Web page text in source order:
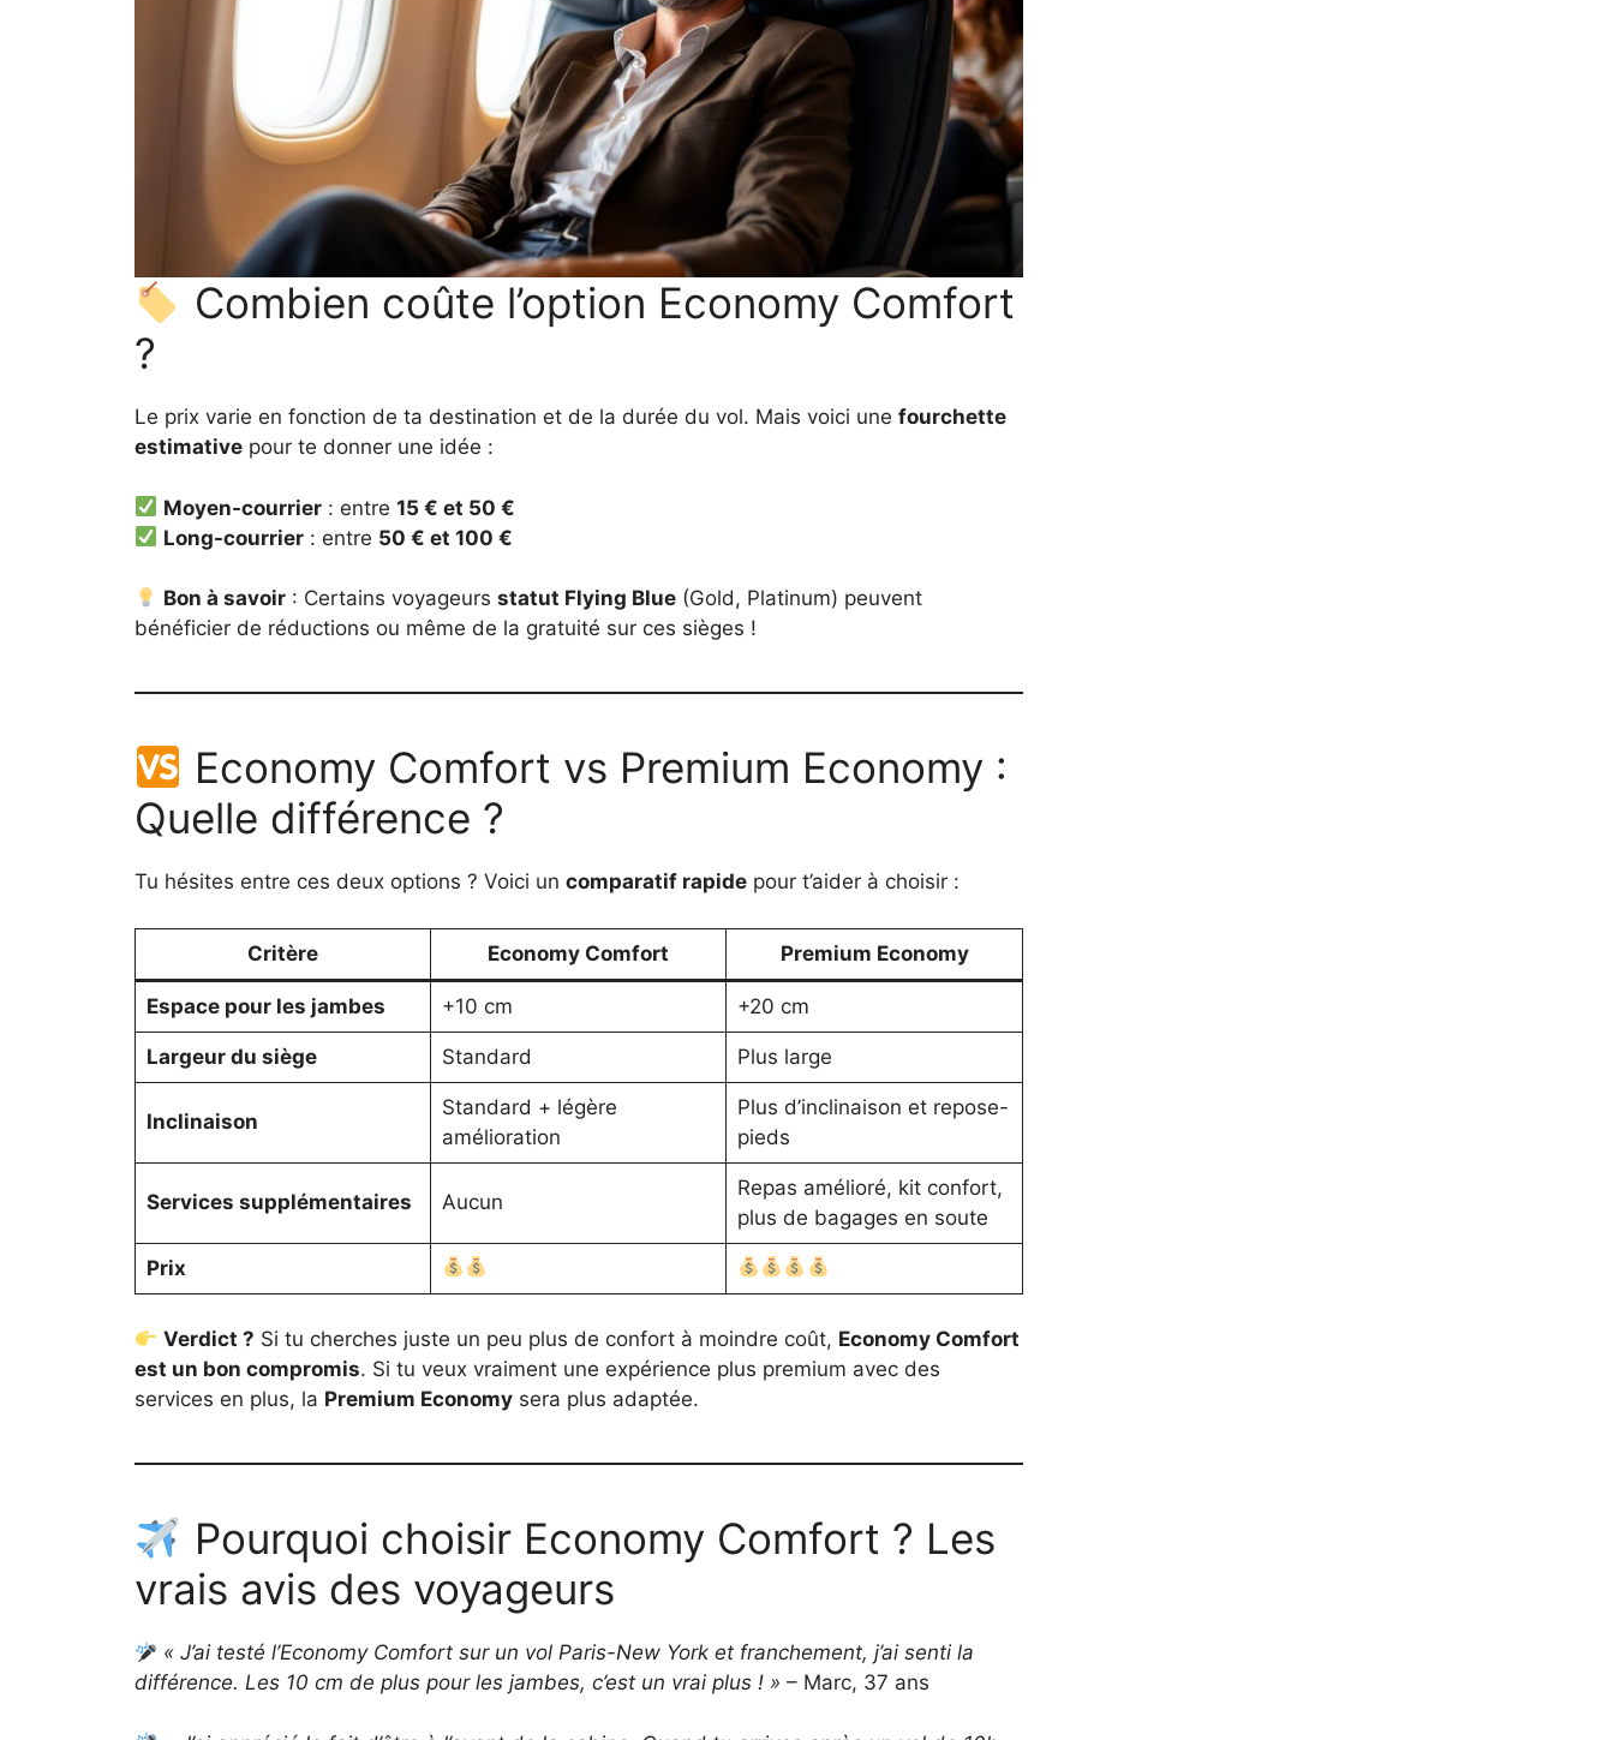
Combien coûte l’option Economy Comfort
?
Le prix varie en fonction de ta destination et de la durée du vol. Mais voici une fourchette
estimative pour te donner une idée :
Moyen-courrier : entre15 € et 50 €
Long-courrier : entre 50 € et 100 €
Bon à savoir : Certains voyageursstatut Flying Blue (Gold, Platinum) peuvent
bénéficier de réductions ou même de la gratuité sur ces sièges !
Economy Comfort vs Premium Economy :
Quelle différence ?
Tu hésites entre ces deux options ? Voici un comparatif rapide pour t’aider à choisir :
Critère Economy Comfort Premium Economy
Espace pour les jambes +10 cm +20 cm
Largeur du siège Standard Plus large
Inclinaison
Standard + légère
amélioration
Plus d’inclinaison et repose-
pieds
Services supplémentaires Aucun
Repas amélioré, kit confort,
plus de bagages en soute
Prix
Verdict ? Si tu cherches juste un peu plus de confort à moindre coût, Economy Comfort
est un bon compromis. Si tu veux vraiment une expérience plus premium avec des
services en plus, la Premium Economy sera plus adaptée.
Pourquoi choisir Economy Comfort ? Les
vrais avis des voyageurs
« J’ai testé l’Economy Comfort sur un vol Paris-New York et franchement, j’ai senti la
différence. Les 10 cm de plus pour les jambes, c’est un vrai plus ! » – Marc, 37 ans